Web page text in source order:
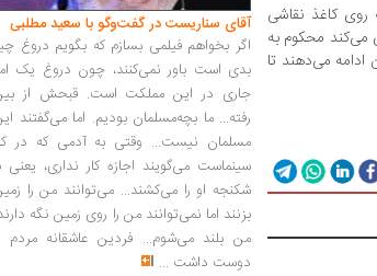
کاغذ نقاشی
می‌کند محکوم به
می‌دهند تا
آقای سناریست در گفت‌وگو با سعید مطلبی
اگر بخواهم فیلمی بسازم که بگویم دروغ
بدی است باور نمی‌کنند، چون دروغ یک
جاری در این مملکت است. قبحش از
رفته... ما بچه‌مسلمان بودیم. اما می‌گفتند
مسلمان نیست... وقتی به آدمی که در
سینماست می‌گویند اجازه کار نداری، یعنی
شکنجه او را می‌کشند... می‌توانند من را
بزنند اما نمی‌توانند من را روی زمین نگه
من بلند می‌شوم... فردین عاشقانه مردم
دوست داشت ...